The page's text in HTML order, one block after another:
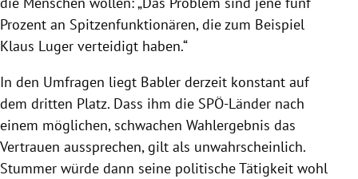
Prozent an Spitzenfunktionären, die zum Beispiel
Klaus Luger verteidigt haben.“
In den Umfragen liegt Babler derzeit konstant auf
dem dritten Platz. Dass ihm die SPÖ-Länder nach
einem möglichen, schwachen Wahlergebnis das
Vertrauen aussprechen, gilt als unwahrscheinlich.
Stummer würde dann seine politische Tätigkeit wohl